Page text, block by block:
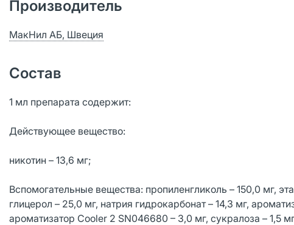
Производитель
МакНил АБ, Швеция
Состав
1 мл препарата содержит:
Действующее вещество:
никотин – 13,6 мг;
Вспомогательные вещества: пропиленгликоль – 150,0 мг,
глицерол – 25,0 мг, натрия гидрокарбонат – 14,3 мг,
ароматизатор Cooler 2 SN046680 – 3,0 мг, сукралоза – 1,5